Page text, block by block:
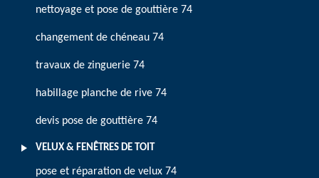
nettoyage et pose de gouttière 74
changement de chéneau 74
travaux de zinguerie 74
habillage planche de rive 74
devis pose de gouttière 74
VELUX & FENÊTRES DE TOIT
pose et réparation de velux 74